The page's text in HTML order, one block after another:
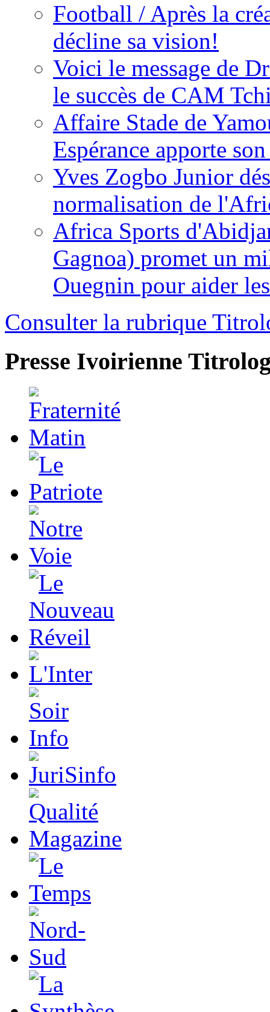
Football / Après la
décline sa vision!
Voici le message de
le succès de CAM
Affaire Stade de
Espérance apporte
Yves Zogbo Junior
normalisation de
Africa Sports
Gagnoa) promet un
Ouegnin pour aider
Consulter la rubrique
Presse Ivoirienne